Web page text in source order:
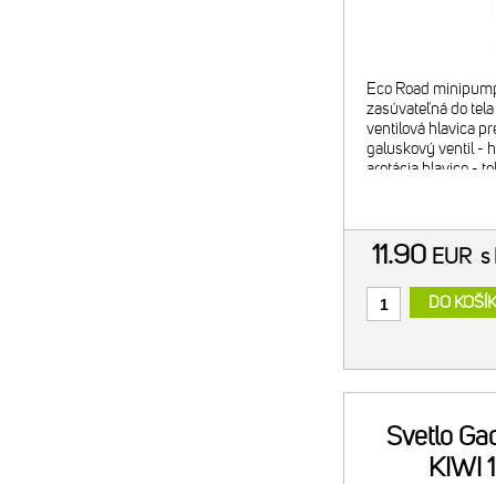
Eco Road
zasúvateľná do
ventilová hlavica
galuskový ventil -
aretácia hlavice -
11.90 EUR s
DO
Svetlo
KIWI